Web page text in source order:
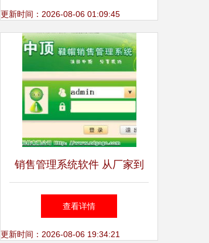
器解析
更新时间：2026-08-06 01:09:45
销售管理系统软件 从厂家到
价格的全方位解析
查看详情
更新时间：2026-08-06 19:34:21